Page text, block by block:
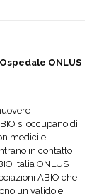
ONLUS
si occupano di
medici e
in contatto
Italia ONLUS
ABIO che
un valido e